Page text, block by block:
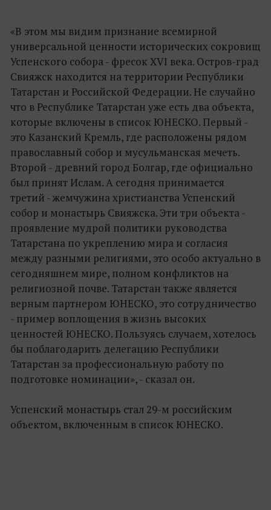
«В этом мы видим признание всемирной
универсальной ценности исторических сокровищ
Успенского собора - фресок ХVI века. Остров-град
Свияжск находится на территории Республики
Татарстан и Российской Федерации. Не случайно
что в Республике Татарстан уже есть два объекта,
которые включены в список ЮНЕСКО. Первый -
это Казанский Кремль, где расположены рядом
православный собор и мусульманская мечеть.
Второй - древний город Болгар, где официально
был принят Ислам. А сегодня принимается
третий - жемчужина христианства Успенский
собор и монастырь Свияжска. Эти три объекта -
проявление мудрой политики руководства
Татарстана по укреплению мира и согласия
между разными религиями, это особо актуально в
сегодняшнем мире, полном конфликтов на
религиозной почве. Татарстан также является
верным партнером ЮНЕСКО, это сотрудничество
- пример воплощения в жизнь высоких
ценностей ЮНЕСКО. Пользуясь случаем, хотелось
бы поблагодарить делегацию Республики
Татарстан за профессиональную работу по
подготовке номинации», - сказал он.
Успенский монастырь стал 29-м российским
объектом, включенным в список ЮНЕСКО.